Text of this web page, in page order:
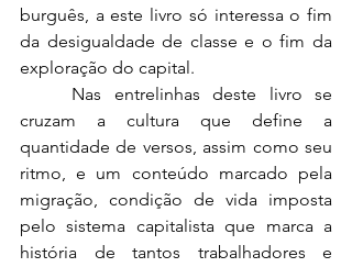
burguês, a este livro só interessa o fim
da desigualdade de classe e o fim da
exploração do capital.
cruzam a cultura que define a
quantidade de versos, assim como seu
ritmo, e um conteúdo marcado pela
migração, condição de vida imposta
pelo sistema capitalista que marca a
história de tantos trabalhadores e